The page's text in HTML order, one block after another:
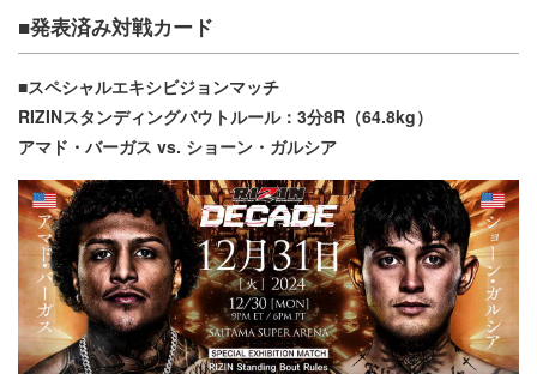
■発表済み対戦カード
■スペシャルエキシビジョンマッチ
RIZINスタンディングバウトルール：3分8R（64.8kg）
アマド・バーガス vs. ショーン・ガルシア